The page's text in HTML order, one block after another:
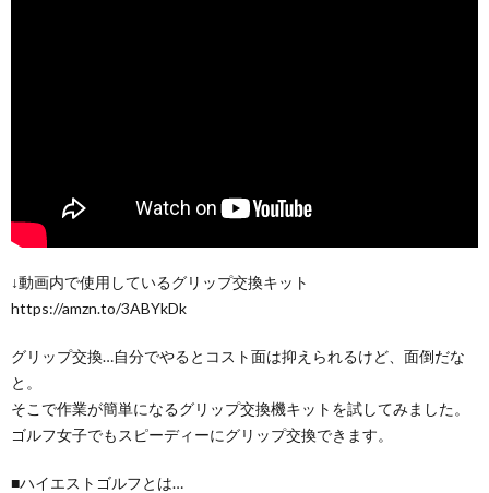
↓動画内で使用しているグリップ交換キット
https://amzn.to/3ABYkDk
グリップ交換…自分でやるとコスト面は抑えられるけど、面倒だな
と。
そこで作業が簡単になるグリップ交換機キットを試してみました。
ゴルフ女子でもスピーディーにグリップ交換できます。
■ハイエストゴルフとは…